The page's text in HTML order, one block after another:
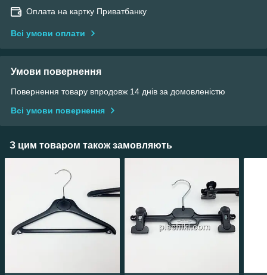
Оплата на картку Приватбанку
Всі умови оплати
Умови повернення
Повернення товару впродовж 14 днів за домовленістю
Всі умови повернення
З цим товаром також замовляють